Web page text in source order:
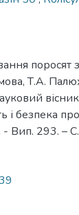
поросят
Т.А.
і безпека
Вип. 293. –